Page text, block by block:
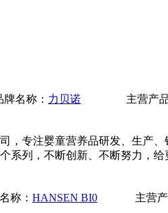
牌名称： 力贝诺 主营产
，专注婴童营养品研发、生产
系列，不断创新、不断努力，
称： HANSEN BI0 主营